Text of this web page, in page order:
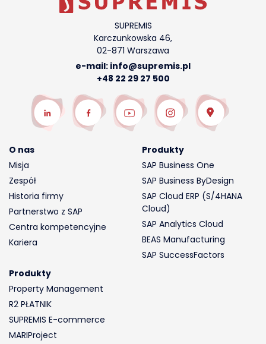
SUPREMIS
Karczunkowska 46,
02-871 Warszawa
e-mail: info@supremis.pl
+48 22 29 27 500
O nas
Misja
Zespół
Historia firmy
Partnerstwo z SAP
Centra kompetencyjne
Kariera
Produkty
SAP Business One
SAP Business ByDesign
SAP Cloud ERP (S/4HANA
Cloud)
SAP Analytics Cloud
BEAS Manufacturing
SAP SuccessFactors
Produkty
Property Management
R2 PŁATNIK
SUPREMIS E-commerce
MARIProject